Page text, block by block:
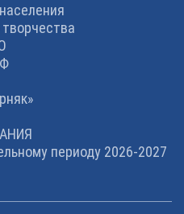
периоду 2026-2027